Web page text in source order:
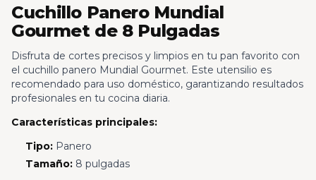
Cuchillo Panero Mundial
Gourmet de 8 Pulgadas
Disfruta de cortes precisos y limpios en tu pan favorito con
el cuchillo panero Mundial Gourmet. Este utensilio es
recomendado para uso doméstico, garantizando resultados
profesionales en tu cocina diaria.
Características principales:
Tipo:Panero
Tamaño:8 pulgadas